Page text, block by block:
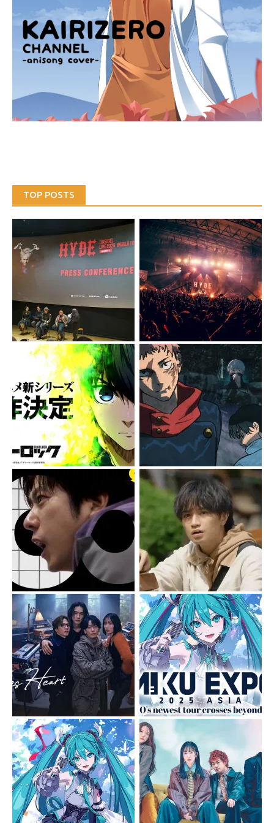
TOP POSTS